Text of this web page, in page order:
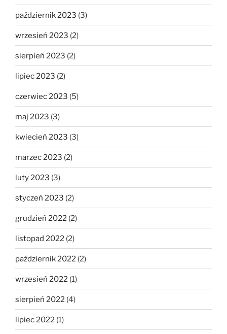
październik 2023 (3)
wrzesień 2023 (2)
sierpień 2023 (2)
lipiec 2023 (2)
czerwiec 2023 (5)
maj 2023 (3)
kwiecień 2023 (3)
marzec 2023 (2)
luty 2023 (3)
styczeń 2023 (2)
grudzień 2022 (2)
listopad 2022 (2)
październik 2022 (2)
wrzesień 2022 (1)
sierpień 2022 (4)
lipiec 2022 (1)